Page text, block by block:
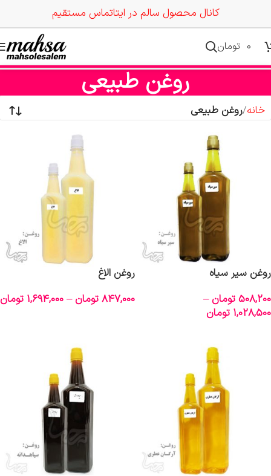
کانال محصول سالم در ایتاتماس مستقیم
0 تومان
روغن طبیعی
خانه روغن طبیعی
روغن سیر سیاه
508,200تومان –
1,028,500 تومان
روغن الاغ
847,000تومان –
1,694,000 تومان